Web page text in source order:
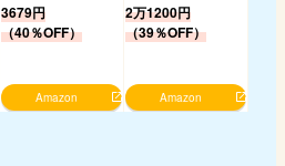
3679円
（40％OFF）
2万1200円
（39％OFF）
Amazon Amazon